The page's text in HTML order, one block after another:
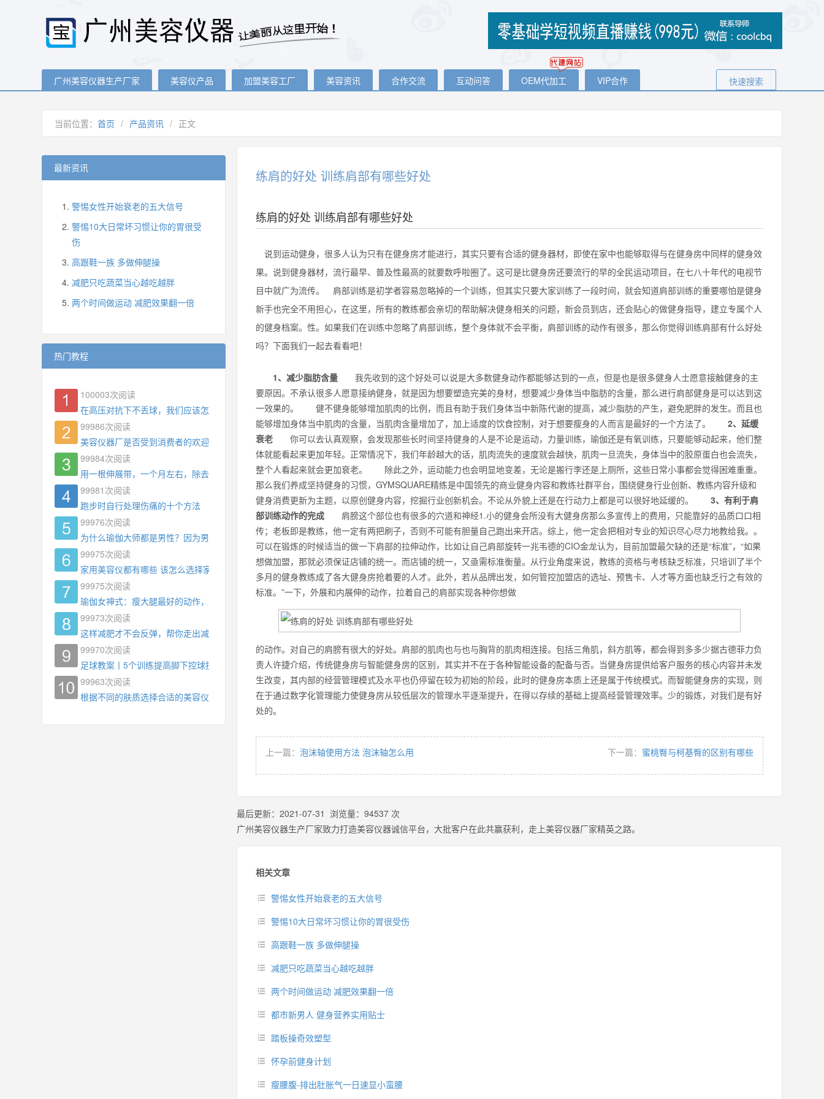
广州美容仪器生产厂家 美容仪产品 加盟美容工厂 美容资讯 合作交流 互动问答 OEM代加工 VIP合作 快速搜索
当前位置： 首页 / 产品资讯 / 正文
练肩的好处 训练肩部有哪些好处
练肩的好处 训练肩部有哪些好处
说到运动健身，很多人认为只有在健身房才能进行，其实只要有合适的健身器材，即使在家中也能够取得与在健身房中同样的健身效
果。说到健身器材，流行最早、普及性最高的就要数呼啦圈了。这可是比健身房还要流行的早的全民运动项目，在七八十年代的电视节
目中就广为流传。 肩部训练是初学者容易忽略掉的一个训练，但其实只要大家训练了一段时间，就会知道肩部训练的重要哪怕是健身
新手也完全不用担心，在这里，所有的教练都会亲切的帮助解决健身相关的问题，新会员到店，还会贴心的做健身指导，建立专属个人
的健身档案。性。如果我们在训练中忽略了肩部训练，整个身体就不会平衡，肩部训练的动作有很多，那么你觉得训练肩部有什么好处
吗？下面我们一起去看看吧！
1、减少脂肪含量 我先收到的这个好处可以说是大多数健身动作都能够达到的一点，但是也是很多健身人士愿意接触健身的主
要原因。不承认很多人愿意接纳健身，就是因为想要塑造完美的身材，想要减少身体当中脂肪的含量，那么进行肩部健身是可以达到这
一效果的。 健不健身能够增加肌肉的比例，而且有助于我们身体当中新陈代谢的提高，减少脂肪的产生，避免肥胖的发生。而且也
能够增加身体当中肌肉的含量，当肌肉含量增加了，加上适度的饮食控制，对于想要瘦身的人而言是最好的一个方法了。 2、延缓
衰老 你可以去认真观察，会发现那些长时间坚持健身的人是不论是运动，力量训练，瑜伽还是有氧训练，只要能够动起来，他们整
体就能看起来更加年轻。正常情况下，我们年龄越大的话，肌肉流失的速度就会越快，肌肉一旦流失，身体当中的胶原蛋白也会流失，
整个人看起来就会更加衰老。 除此之外，运动能力也会明显地变差，无论是搬行李还是上厕所，这些日常小事都会觉得困难重重。
那么我们养成坚持健身的习惯，GYMSQUARE精练是中国领先的商业健身内容和教练社群平台，围绕健身行业创新、教练内容升级和
健身消费更新为主题，以原创健身内容，挖掘行业创新机会。不论从外貌上还是在行动力上都是可以很好地延缓的。 3、有利于肩
部训练动作的完成 肩膀这个部位也有很多的穴道和神经1.小的健身会所没有大健身房那么多宣传上的费用，只能靠好的品质口口相
传；老板即是教练，他一定有两把刷子，否则不可能有胆量自己跑出来开店。综上，他一定会把相对专业的知识尽心尽力地教给我。。
可以在锻炼的时候适当的做一下肩部的拉伸动作，比如让自己肩部旋转一兆韦德的CIO金龙认为，目前加盟最欠缺的还是“标准”，“如果
想做加盟，那就必须保证店铺的统一。而店铺的统一，又亟需标准衡量。从行业角度来说，教练的资格与考核缺乏标准，只培训了半个
多月的健身教练成了各大健身房抢着要的人才。此外，若从品牌出发，如何管控加盟店的选址、预售卡、人才等方面也缺乏行之有效的
标准。”一下，外展和内展伸的动作，拉着自己的肩部实现各种你想做
的动作。对自己的肩膀有很大的好处。肩部的肌肉也与也与胸背的肌肉相连接。包括三角肌，斜方肌等，都会得到多多少据古德菲力负
责人许捷介绍，传统健身房与智能健身房的区别，其实并不在于各种智能设备的配备与否。当健身房提供给客户服务的核心内容并未发
生改变，其内部的经营管理模式及水平也仍停留在较为初始的阶段，此时的健身房本质上还是属于传统模式。而智能健身房的实现，则
在于通过数字化管理能力使健身房从较低层次的管理水平逐渐提升，在得以存续的基础上提高经营管理效率。少的锻炼，对我们是有好
处的。
上一篇： 泡沫轴使用方法 泡沫轴怎么用 下一篇： 蜜桃臀与柯基臀的区别有哪些
最后更新： 2021-07-31 浏览量： 94537 次
广州美容仪器生产厂家致力打造美容仪器诚信平台，大批客户在此共赢获利，走上美容仪器厂家精英之路。
相关文章
警惕女性开始衰老的五大信号
警惕10大日常坏习惯让你的胃很受伤
高跟鞋一族 多做伸腿操
减肥只吃蔬菜当心越吃越胖
两个时间做运动 减肥效果翻一倍
都市新男人 健身营养实用贴士
踏板操奇效塑型
怀孕前健身计划
瘦腰腹-排出肚胀气一日速显小蛮腰
最新资讯
警惕女性开始衰老的五大信号
警惕10大日常坏习惯让你的胃很受
伤
高跟鞋一族 多做伸腿操
减肥只吃蔬菜当心越吃越胖
两个时间做运动 减肥效果翻一倍
热门教程
100003次阅读
在高压对抗下不丢球，我们应该怎么练?
99986次阅读
美容仪器厂是否受到消费者的欢迎
99984次阅读
用一根伸展带，一个月左右，除去了手臂拜拜肉，背也变薄了
99981 次阅读
跑步时自行处理伤痛的十个方法
99976次阅读
为什么瑜伽大师都是男性？因为男权，让女性失去同等的机会
99975次阅读
家用美容仪都有哪些 该怎么选择家用美容仪
99975次阅读
瑜伽女神式：瘦大腿最好的动作，没有之一，为什么你练了没效果？
99973次阅读
这样减肥才不会反弹，帮你走出减肥瓶颈
99970次阅读
足球教案丨5个训练提高脚下控球技术
99963次阅读
根据不同的肤质选择合适的美容仪器